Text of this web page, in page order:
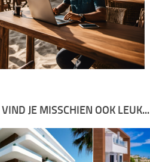
JE MISSCHIEN OOK LEUK...